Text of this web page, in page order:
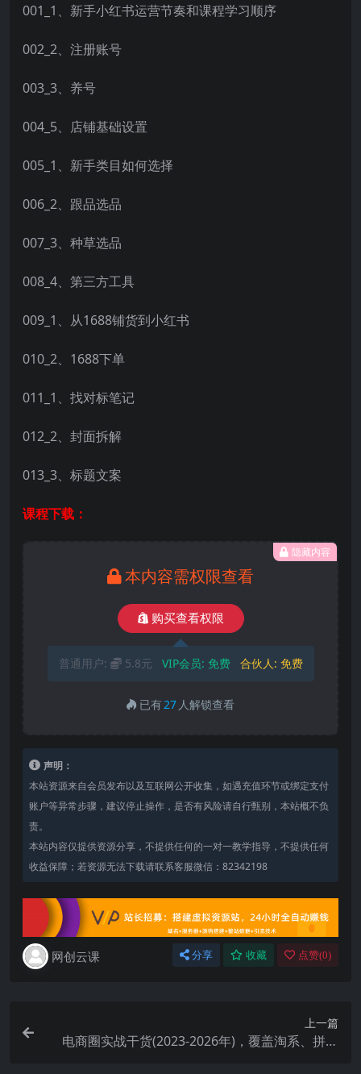
001_1、新手小红书运营节奏和课程学习顺序
002_2、注册账号
003_3、养号
004_5、店铺基础设置
005_1、新手类目如何选择
006_2、跟品选品
007_3、种草选品
008_4、第三方工具
009_1、从1688铺货到小红书
010_2、1688下单
011_1、找对标笔记
012_2、封面拆解
013_3、标题文案
课程下载：
隐藏内容
本内容需权限查看
购买查看权限
普通用户: 5.8元 VIP会员: 免费 合伙人: 免费
已有27 人解锁查看
声明：
本站资源来自会员发布以及互联网公开收集，如遇充值环节或绑定支付
账户等异常步骤，建议停止操作，是否有风险请自行甄别，本站概不负
责。
本站内容仅提供资源分享，不提供任何的一对一教学指导，不提供任何
收益保障；若资源无法下载请联系客服微信：82342198
网创云课 分享 收藏 点赞(0)
上一篇
电商圈实战干货(2023-2026年)，覆盖淘系、拼多